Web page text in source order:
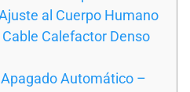
al Cuerpo Humano
Calefactor Denso
Automático –